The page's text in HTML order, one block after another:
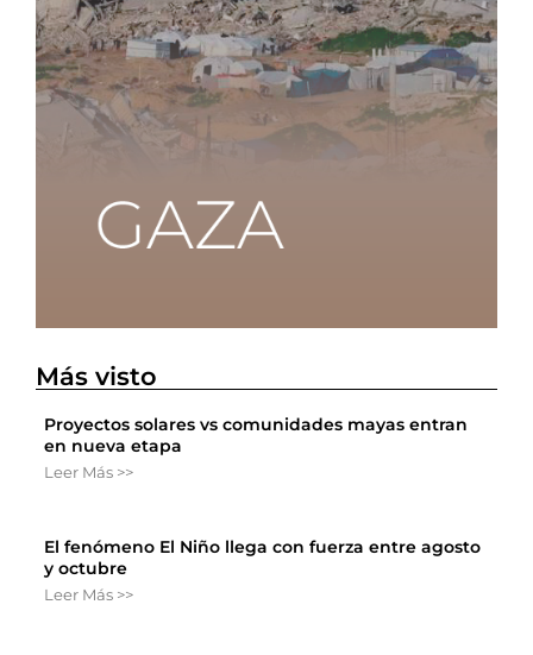
Más visto
Proyectos solares vs comunidades mayas entran
en nueva etapa
Leer Más >>
El fenómeno El Niño llega con fuerza entre agosto
y octubre
Leer Más >>